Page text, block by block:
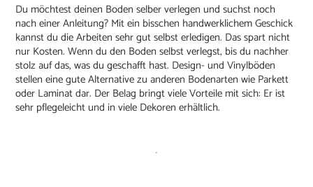
Du möchtest deinen Boden selber verlegen und suchst noch
nach einer Anleitung? Mit ein bisschen handwerklichem Geschick
kannst du die Arbeiten sehr gut selbst erledigen. Das spart nicht
nur Kosten. Wenn du den Boden selbst verlegst, bis du nachher
stolz auf das, was du geschafft hast. Design- und Vinylböden
stellen eine gute Alternative zu anderen Bodenarten wie Parkett
oder Laminat dar. Der Belag bringt viele Vorteile mit sich: Er ist
sehr pflegeleicht und in viele Dekoren erhältlich.